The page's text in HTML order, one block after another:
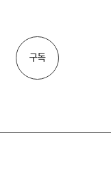
구독